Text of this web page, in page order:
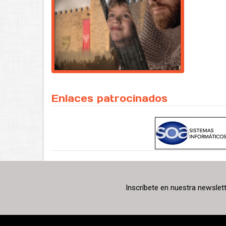
Enlaces patrocinados
Inscríbete en nuestra